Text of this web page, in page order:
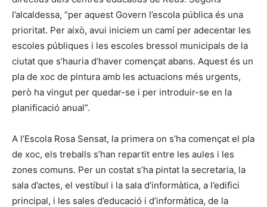
l’alcaldessa, “per aquest Govern l’escola pública és una
prioritat. Per això, avui iniciem un camí per adecentar les
escoles públiques i les escoles bressol municipals de la
ciutat que s’hauria d’haver començat abans. Aquest és un
pla de xoc de pintura amb les actuacions més urgents,
però ha vingut per quedar-se i per introduir-se en la
planificació anual”.
A l’Escola Rosa Sensat, la primera on s’ha començat el pla
de xoc, els treballs s’han repartit entre les aules i les
zones comuns. Per un costat s’ha pintat la secretaria, la
sala d’actes, el vestíbul i la sala d’informàtica, a l’edifici
principal, i les sales d’educació i d’informàtica, de la